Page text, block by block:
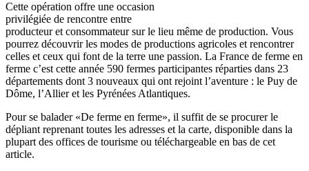
Cette opération offre une occasion
privilégiée de rencontre entre
producteur et consommateur sur le lieu même de production. Vous
pourrez découvrir les modes de productions agricoles et rencontrer
celles et ceux qui font de la terre une passion. La France de ferme en
ferme c’est cette année 590 fermes participantes réparties dans 23
départements dont 3 nouveaux qui ont rejoint l’aventure : le Puy de
Dôme, l’Allier et les Pyrénées Atlantiques.
Pour se balader «De ferme en ferme», il suffit de se procurer le
dépliant reprenant toutes les adresses et la carte, disponible dans la
plupart des offices de tourisme ou téléchargeable en bas de cet
article.